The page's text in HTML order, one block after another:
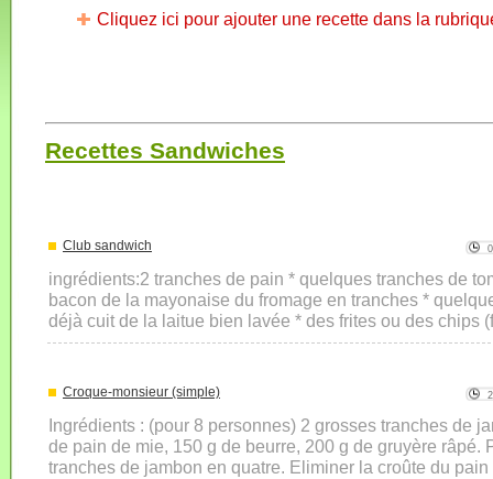
Cliquez ici pour ajouter une recette dans la
Recettes Sandwiches
Club sandwich
ingrédients:2 tranches de pain * quelques tranches de
bacon de la mayonaise du fromage en tranches *
déjà cuit de la laitue bien lavée * des frites ou des chips
Croque-monsieur (simple)
Ingrédients : (pour 8 personnes) 2 grosses tranches de
de pain de mie, 150 g de beurre, 200 g de gruyère râpé.
tranches de jambon en quatre. Eliminer la croûte du